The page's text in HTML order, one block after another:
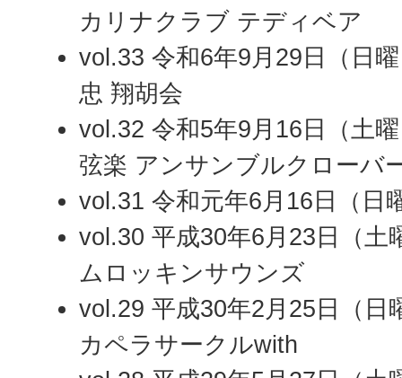
カリナクラブ テディベア
vol.33 令和6年9月29日（日
忠 翔胡会
vol.32 令和5年9月16日（土
弦楽 アンサンブルクローバ
vol.31 令和元年6月16日（日
vol.30 平成30年6月23日（土
ムロッキンサウンズ
vol.29 平成30年2月25日（日
カペラサークルwith